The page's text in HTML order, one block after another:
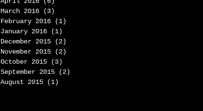
March 2016
(3)
February 2016
(1)
January 2016
(1)
December 2015
(2)
November 2015
(2)
October 2015
(3)
September 2015
(2)
August 2015
(1)